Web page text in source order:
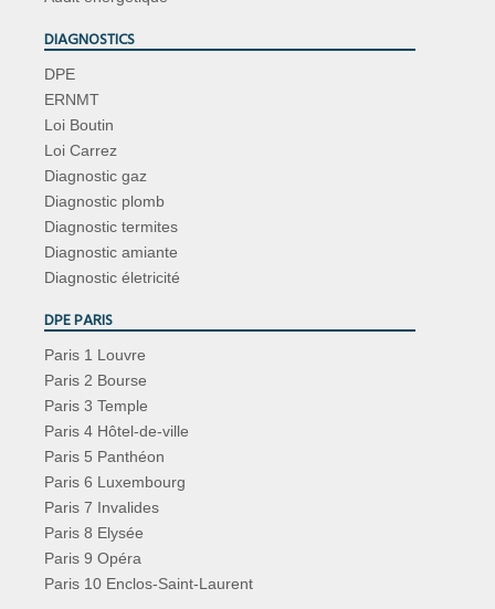
DIAGNOSTICS
DPE
ERNMT
Loi Boutin
Loi Carrez
Diagnostic gaz
Diagnostic plomb
Diagnostic termites
Diagnostic amiante
Diagnostic életricité
DPE PARIS
Paris 1 Louvre
Paris 2 Bourse
Paris 3 Temple
Paris 4 Hôtel-de-ville
Paris 5 Panthéon
Paris 6 Luxembourg
Paris 7 Invalides
Paris 8 Elysée
Paris 9 Opéra
Paris 10 Enclos-Saint-Laurent